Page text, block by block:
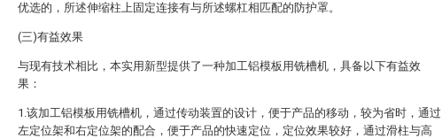
优选的，所述伸缩柱上固定连接有与所述螺杠相匹配的防护罩。
(三)有益效果
与现有技术相比，本实用新型提供了一种加工铝模板用铣槽机，具备以下有益效
果：
1.该加工铝模板用铣槽机，通过传动装置的设计，便于产品的移动，较为省时，通过
左定位架和右定位架的配合，便于产品的快速定位，定位效果较好，通过滑柱与高